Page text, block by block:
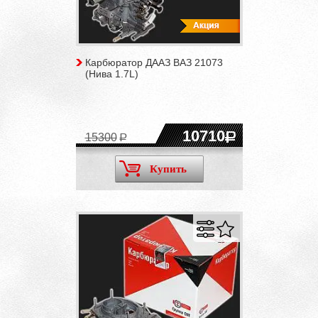
Карбюратор ДААЗ ВАЗ 21073
(Нива 1.7L)
10710
15300
Купить